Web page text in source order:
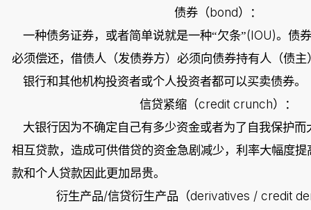
债券（bond）：
一种债务证券，或者简单说就是一种“欠条”(IOU)。债
必须偿还，借债人（发债券方）必须向债券持有人（债
银行和其他机构投资者或个人投资者都可以买卖债券。
信贷紧缩（credit crunch）：
大银行因为不确定自己有多少资金或者为了自我保护而
相互贷款，造成可供借贷的资金急剧减少，利率大幅度
款和个人贷款因此更加昂贵。
衍生产品/信贷衍生产品（derivatives / credit